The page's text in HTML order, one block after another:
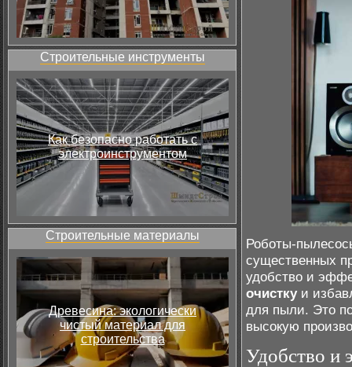
Строительные инструменты
Как безопасно работать с
электроинструментом
Строительные материалы
Древесина: экологически
чистый материал для
строительства
Роботы-
существенных
удобство и
очисткуи
для пыли. Это
высокую
Удобство и